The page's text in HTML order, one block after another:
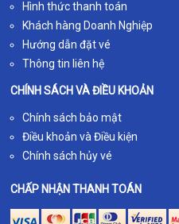
Hình thức thanh toán
Khách hàng Doanh Nghiệp
Hướng dẫn đặt vé
Thông tin liên hệ
CHÍNH SÁCH VÀ ĐIỀU KHOẢN
Chính sách bảo mật
Điều khoản và Điều kiện
Chính sách hủy vé
CHẤP NHẬN THANH TOÁN